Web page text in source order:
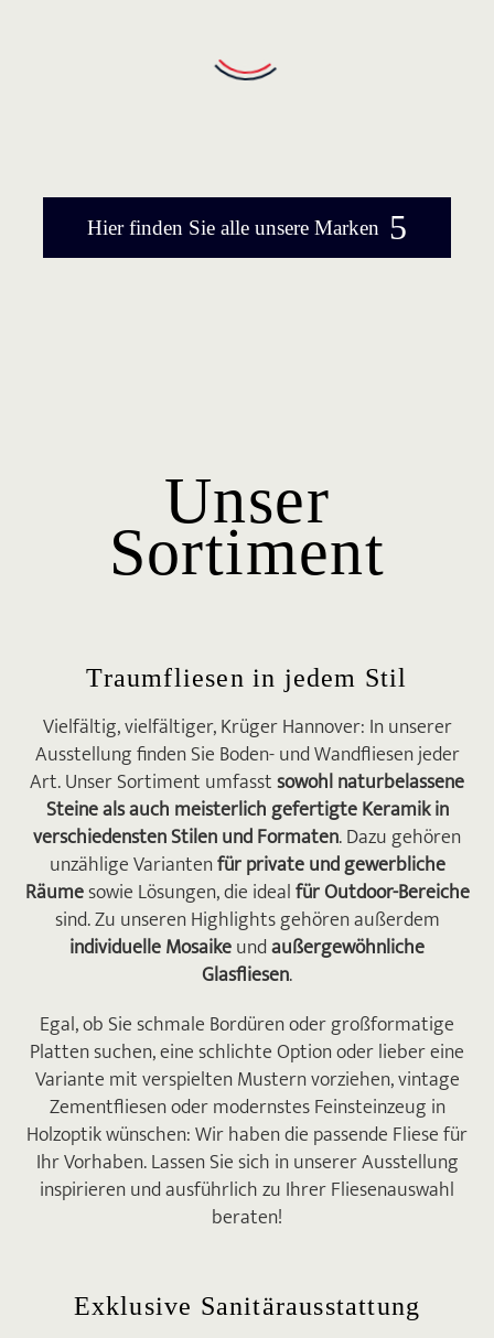
zufrieden. Nachdem wir ganz einfach
Badezimmer.

Hier weiß man was eine gute Beratung
ausmacht! Meine Frau und ich haben online
einen Beratungstermin vereinbart, da wir
auf der Suche nach passenden Natursteinen
seiner Kunden wirklich am Herzen.
ANGELINA SCHMID
Ich habe kürzlich meine Traumfliesen bei
Krüger Hannover bestellt und sie sind heute
angekommen. Mit der Bestellung hat alles
reibungslos geklappt und meine neuen
Fliesen kamen wie versprochen pünktlich
an. Gerne wieder.

etwas in der Ausstellung umgesehen.
Eigentlich wollten wir nur ein bisschen
Inspiration gewinnen, jetzt bin ich mir aber
ziemlich sicher Fliesen von Krüger
Hannover zu kaufen. Die Ausstellung war
echt Spitze!
Betonoptik selbst verlegt. Ich bin begeistert
von der Qualität und meine Kunden hat das
Hier finden Sie alle unsere Marken 5
Unser
Sortiment
Traumfliesen in jedem Stil
Vielfältig, vielfältiger, Krüger Hannover: In unserer
Ausstellung finden Sie Boden- und Wandfliesen jeder
Art. Unser Sortiment umfasstsowohl naturbelassene
Steine als auch meisterlich gefertigte Keramik in
verschiedensten Stilen und Formaten. Dazu gehören
unzählige Variantenfür private und gewerbliche
Räumesowie Lösungen, die idealfür Outdoor-Bereiche
sind. Zu unseren Highlights gehören außerdem
individuelle Mosaikeundaußergewöhnliche
Glasfliesen.
Egal, ob Sie schmale Bordüren oder großformatige
Platten suchen, eine schlichte Option oder lieber eine
Variante mit verspielten Mustern vorziehen, vintage
Zementfliesen oder modernstes Feinsteinzeug in
Holzoptik wünschen: Wir haben die passende Fliese für
Ihr Vorhaben. Lassen Sie sich in unserer Ausstellung
inspirieren und ausführlich zu Ihrer Fliesenauswahl
beraten!
Exklusive Sanitärausstattung